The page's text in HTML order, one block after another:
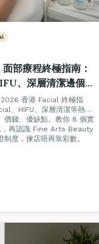
部療程終極指南：
、深層清潔邊個適
Sell 美容院實戰
香港 Facial 終極指
、HIFU、深層清潔等熱門
價錢、優缺點。教你 8 個實
再認識 Fine Arts Beauty
度，揀店唔再靠彩數。